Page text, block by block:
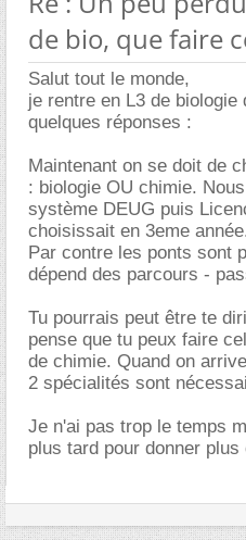
de bio, que faire
Salut tout le monde,
je rentre en L3 de
quelques réponses :
Maintenant on se doit de
: biologie OU chimie.
système DEUG puis
choisissait en 3eme
Par contre les ponts sont
dépend des parcours -
Tu pourrais peut être te
pense que tu peux faire
de chimie. Quand on
2 spécialités sont
Je n'ai pas trop le temps
plus tard pour donner plus